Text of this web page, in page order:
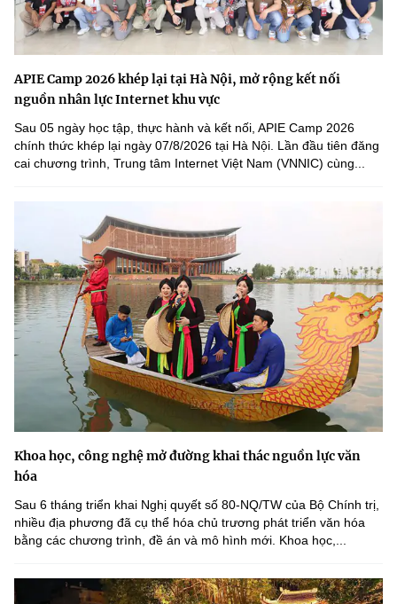
APIE Camp 2026 khép lại tại Hà Nội, mở rộng kết nối
nguồn nhân lực Internet khu vực
Sau 05 ngày học tập, thực hành và kết nối, APIE Camp 2026
chính thức khép lại ngày 07/8/2026 tại Hà Nội. Lần đầu tiên đăng
cai chương trình, Trung tâm Internet Việt Nam (VNNIC) cùng...
Khoa học, công nghệ mở đường khai thác nguồn lực văn
hóa
Sau 6 tháng triển khai Nghị quyết số 80-NQ/TW của Bộ Chính trị,
nhiều địa phương đã cụ thể hóa chủ trương phát triển văn hóa
bằng các chương trình, đề án và mô hình mới. Khoa học,...